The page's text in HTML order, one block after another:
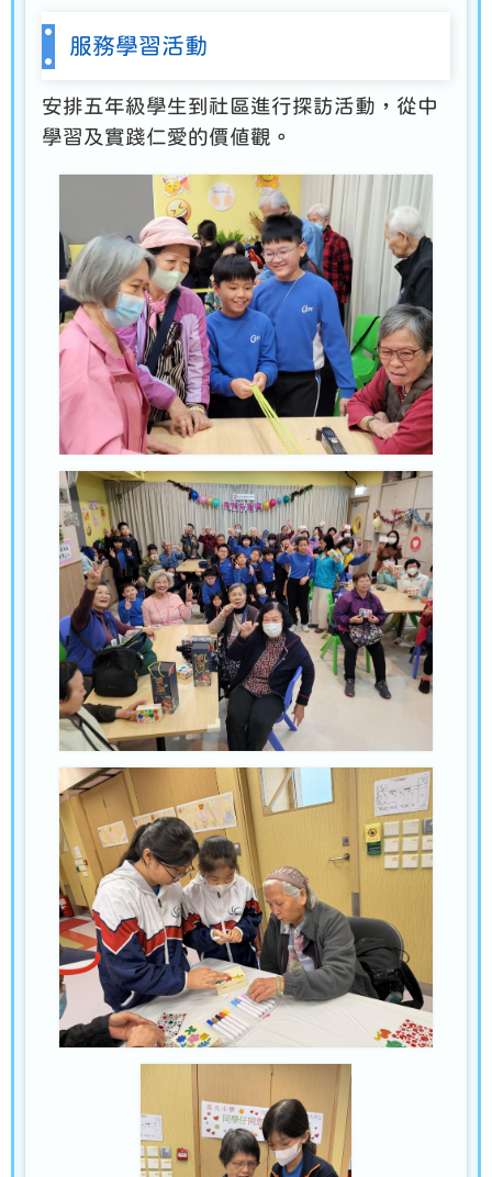
服務學習活動
安排五年級學生到社區進行探訪活動，從中
學習及實踐仁愛的價值觀。